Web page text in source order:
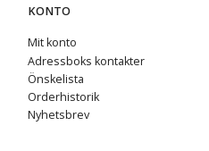
KONTO
Mit konto
Adressboks kontakter
Önskelista
Orderhistorik
Nyhetsbrev